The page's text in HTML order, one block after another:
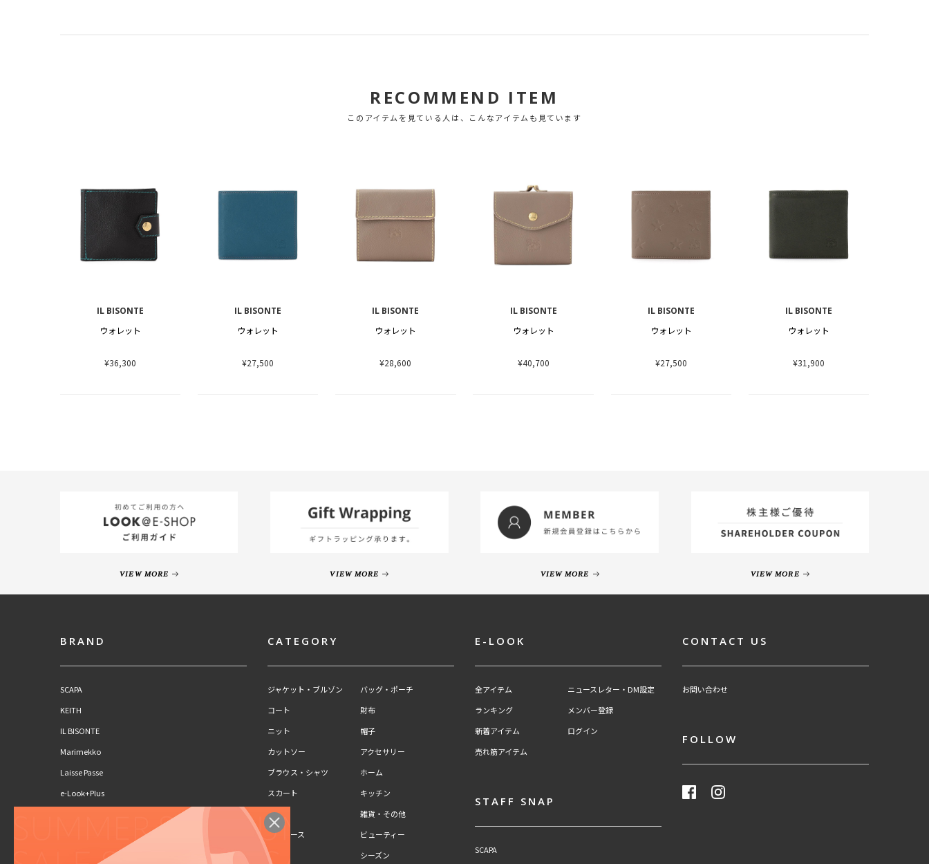
RECOMMEND ITEM
このアイテムを見ている人は、こんなアイテムも見ています
IL BISONTE
ウォレット
¥36,300
IL BISONTE
ウォレット
¥27,500
IL BISONTE
ウォレット
¥28,600
IL BISONTE
ウォレット
¥40,700
IL BISONTE
ウォレット
¥27,500
IL BISONTE
ウォレット
¥31,900
VIEW MORE VIEW MORE VIEW MORE VIEW MORE
BRAND
SCAPA
KEITH
IL BISONTE
Marimekko
Laisse Passe
e-Look+Plus
KEITH Lサイズ
CATEGORY
ジャケット・ブルゾン
コート
ニット
カットソー
ブラウス・シャツ
スカート
パンツ
ワンピース
キッズ
バッグ・ポーチ
財布
帽子
アクセサリー
ホーム
キッチン
雑貨・その他
ビューティー
シーズン
E-LOOK
全アイテム
ランキング
新着アイテム
売れ筋アイテム
ニュースレター・DM設定
メンバー登録
ログイン
CONTACT US
お問い合わせ
FOLLOW
STAFF SNAP
SCAPA